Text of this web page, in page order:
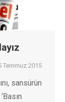
Temmuz 2015
sansürün